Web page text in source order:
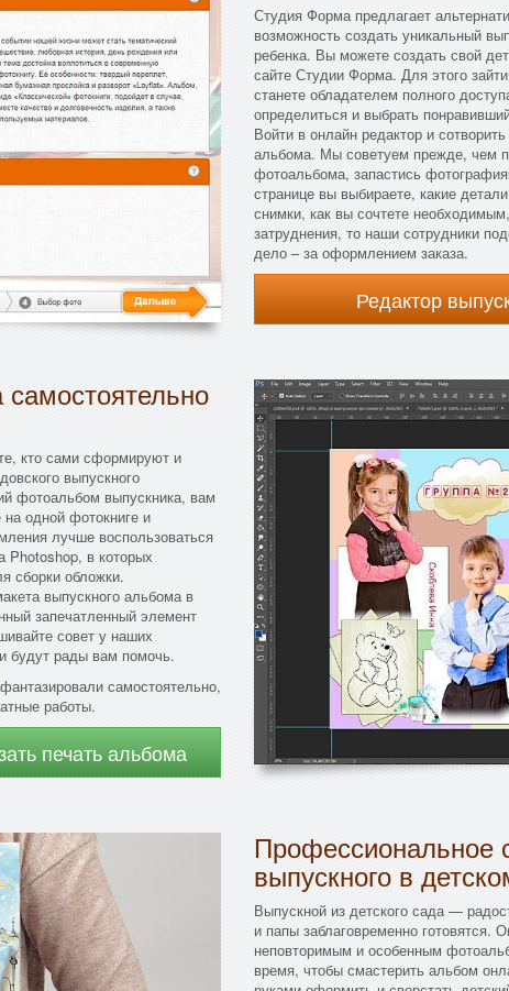
Студия Форма предлагает
возможность создать уникальный
ребенка. Вы можете создать свой
сайте Студии Форма. Для этого
станете обладателем полного
определиться и выбрать
Войти в онлайн редактор и
альбома. Мы советуем прежде, чем
фотоальбома, запастись
странице вы выбираете, какие
снимки, как вы сочтете
затруднения, то наши сотрудники
дело – за оформлением заказа.
Редактор
кто сами сформируют и
выпускного
фотоальбом выпускника, вам
одной фотокниге и
лучше воспользоваться
в которых
сборки обложки.
выпускного альбома в
запечатленный элемент
совет у наших
будут рады вам помочь.
самостоятельно,
работы.
печать альбома
Профессиональное
выпускного в
Выпускной из детского сада —
и папы заблаговременно готовятся.
неповторимым и особенным
время, чтобы смастерить альбом